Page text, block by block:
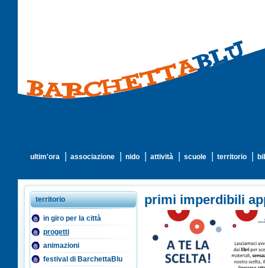
ultim'ora associazione nido attività scuole territorio
territorio
in giro per la città
progetti
animazioni
festival di BarchettaBlu
primi imperdibili